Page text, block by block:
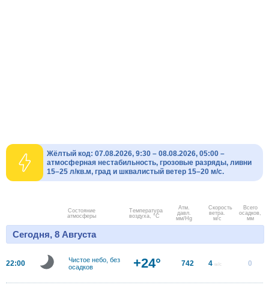
Жёлтый код: 07.08.2026, 9:30 – 08.08.2026, 05:00 –
атмосферная нестабильность, грозовые разряды, ливни
15–25 л/кв.м, град и шквалистый ветер 15–20 м/с.
Состояние
атмосферы
Температура
воздуха, °C
Атм.
давл.
мм/Hg
Скорость
ветра.
м/с
Всего
осадков,
мм
Сегодня, 8 Августа
22:00
Чистое небо, без
осадков
+24° 742 4 м/с 0